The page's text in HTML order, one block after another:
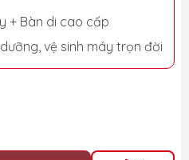
+ Bàn di cao cấp
vệ sinh máy trọn đời